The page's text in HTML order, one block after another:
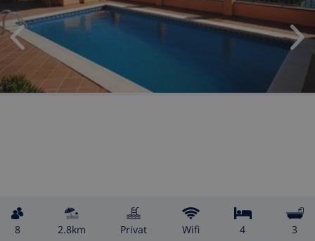
8 2.8km Privat wifi 4 3